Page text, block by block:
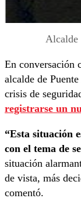
Alcalde
En conversación
alcalde de
crisis de
registrarse un
“Esta situación
con el tema de
situación
de vista, más
comentó.